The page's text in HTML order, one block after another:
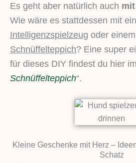
Es geht aber natürlich auch
Wie wäre es stattdessen mit
Intelligenzspielzeug oder einem
Schnüffelteppich? Eine super
für dieses DIY findest du hier
Schnüffelteppich“.
Kleine Geschenke mit Herz –
Schatz